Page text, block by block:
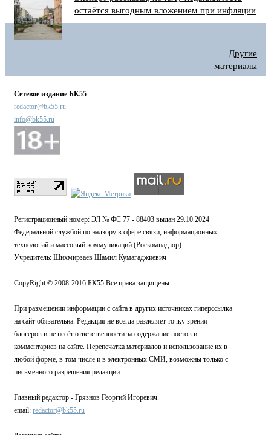
остаётся выгодным вложением при инфляции
Другие
материалы
Сетевое издание БК55
redactor@bk55.ru
info@bk55.ru
Регистрационный номер: ЭЛ № ФС 77 - 88403 выдан 29.10.2024
Федеральной службой по надзору в сфере связи, информационных
технологий и массовый коммуникаций (Роскомнадзор)
Учредитель: Шихмирзаев Шамил Кумагаджиевич
CopyRight © 2008-2016 БК55 Все права защищены.
При размещении информации с сайта в других источниках гиперссылка
на сайт обязательна. Редакция не всегда разделяет точку зрения
блогеров и не несёт ответственности за содержание постов и
комментариев на сайте. Перепечатка материалов и использование их в
любой форме, в том числе и в электронных СМИ, возможны только с
письменного разрешения редакции.
Главный редактор - Грязнов Георгий Игоревич.
email: redactor@bk55.ru